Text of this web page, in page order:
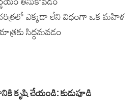
ఎక్కడా లేని విధంగా ఒక మహిళ
సిద్ధమవడం
కృషి చేయండి: కుడుపూడి